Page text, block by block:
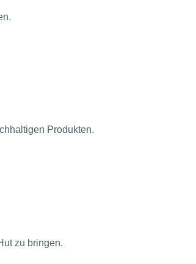
Produkten.
zu bringen.